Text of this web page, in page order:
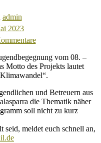
admin
2023
zu
Ab
sofort
Anmeldung
für
Jugendprojekt
vom
08.
16.07.23
vom 08. –
Motto des Projekts lautet
und Betreuern aus
die Thematik näher
soll nicht zu kurz
seid, meldet euch schnell an,